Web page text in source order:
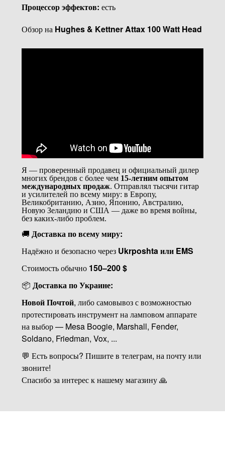
Процессор эффектов: есть
Обзор наHughes & Kettner Attax 100 Watt Head
Я — проверенный продавец и официальный дилер
многих брендов с более чем 15-летним опытом
международных продаж. Отправлял тысячи гитар
и усилителей по всему миру: в Европу,
Великобританию, Азию, Японию, Австралию,
Новую Зеландию и США — даже во время войны,
без каких-либо проблем.
🚚 Доставка по всему миру:
Надёжно и безопасно через Ukrposhta или EMS
Стоимость обычно 150–200 $
📦 Доставка по Украине:
Новой Почтой, либо самовывоз с возможностью
протестировать инструмент на ламповом аппарате
на выбор — Mesa Boogie, Marshall, Fender,
Soldano, Friedman, Vox, ...
💬 Есть вопросы? Пишите в телеграм, на почту или
звоните!
Спасибо за интерес к нашему магазину 🙏